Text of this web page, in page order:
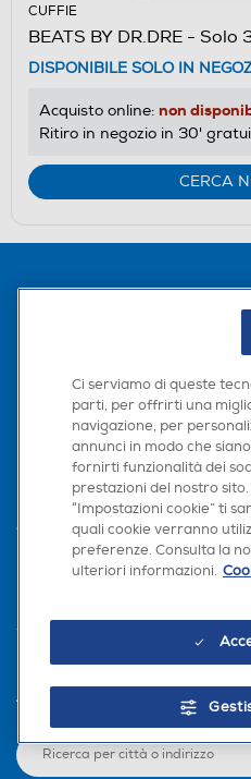
CUFFIE
BEATS BY DR.DRE -
DISPONIBILE SOLO IN
Acquisto online: non
Ritiro in negozio in 30'
CERCA
L'AZIENDA
PER I TUOI ACQUISTI
AREA CLIENTI
PRIVACY
Trova negozio
Ci serviamo di queste
parti, per offrirti una
navigazione, per
annunci in modo che
fornirti funzionalità dei
prestazioni del nostro
“Impostazioni cookie” ti
quali cookie verranno
preferenze. Consulta la
ulteriori informazioni.